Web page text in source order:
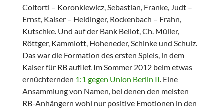
Coltorti – Koronkiewicz, Sebastian, Franke, Judt –
Ernst, Kaiser – Heidinger, Rockenbach – Frahn,
Kutschke. Und auf der Bank Bellot, Ch. Müller,
Röttger, Kammlott, Hoheneder, Schinke und Schulz.
Das war die Formation des ersten Spiels, in dem
Kaiser für RB auflief. Im Sommer 2012 beim etwas
ernüchternden 1:1 gegen Union Berlin II . Eine
Ansammlung von Namen, bei denen den meisten
RB-Anhängern wohl nur positive Emotionen in den